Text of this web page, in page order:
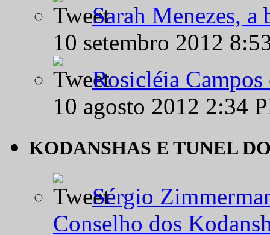
Sarah Menezes,
10 setembro 2012
Rosicléia
10 agosto 2012 2:34
KODANSHAS E TUNEL
Sérgio
Conselho dos